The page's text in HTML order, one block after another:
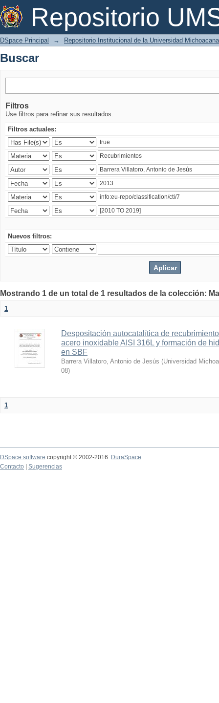
Repositorio
Buscar
DSpace Principal → Repositorio Institucional de la Universidad
Buscar
Filtros
Use filtros para refinar sus resultados.
Filtros actuales:
Nuevos filtros:
Mostrando 1 de un total de 1 resultados de la colección:
1
Despositación autocatalítica de
acero inoxidable AISI 316L y formación de
en SBF
Barrera Villatoro, Antonio de Jesús (Universidad
08)
1
DSpace software copyright © 2002-2016
DuraSpace
Contacto
Sugerencias